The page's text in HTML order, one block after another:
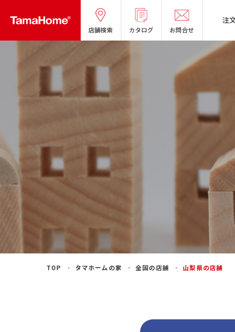
店舗検索 カタログ お問合せ
注
タマホームの考える家
リフォームメニュ
分譲マンション
オーナー様の声
TOP タマホームの家 全国の店舗 山梨県の店舗